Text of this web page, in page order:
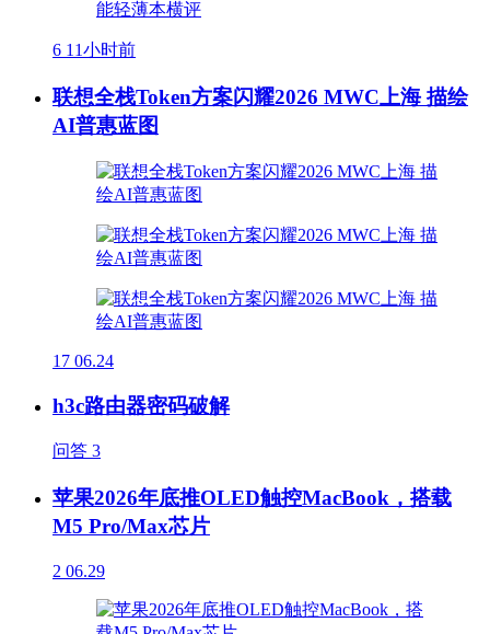
6 11小时前
联想全栈Token方案闪耀2026 MWC上海 描绘
AI普惠蓝图
17 06.24
h3c路由器密码破解
问答 3
苹果2026年底推OLED触控MacBook，搭载
M5 Pro/Max芯片
2 06.29